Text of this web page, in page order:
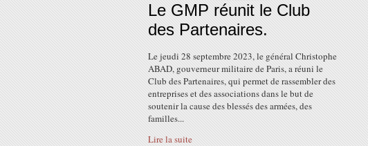
Le GMP réunit le Club
des Partenaires.
Le jeudi 28 septembre 2023, le général Christophe
ABAD, gouverneur militaire de Paris, a réuni le
Club des Partenaires, qui permet de rassembler des
entreprises et des associations dans le but de
soutenir la cause des blessés des armées, des
familles...
Lire la suite